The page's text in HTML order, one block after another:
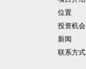
新闻
联系方式
位置
投资机会